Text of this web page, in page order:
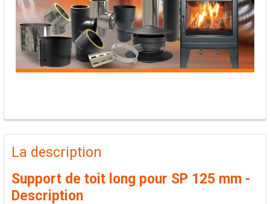
PRODUITS
FRÉQUEMMENT
ACHETÉS
La description
Support de toit long pour SP 125 mm -
Description